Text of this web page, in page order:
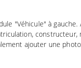
"Véhicule" à
ajouter une